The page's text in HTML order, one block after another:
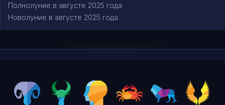
Полнолуние в августе 2025 года
Новолуние в августе 2025 года